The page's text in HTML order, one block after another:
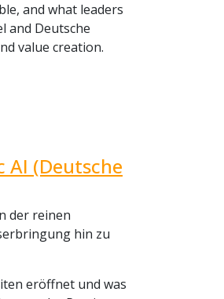
and what leaders
and Deutsche
value creation.
AI (Deutsche
der reinen
hin zu
eröffnet und was